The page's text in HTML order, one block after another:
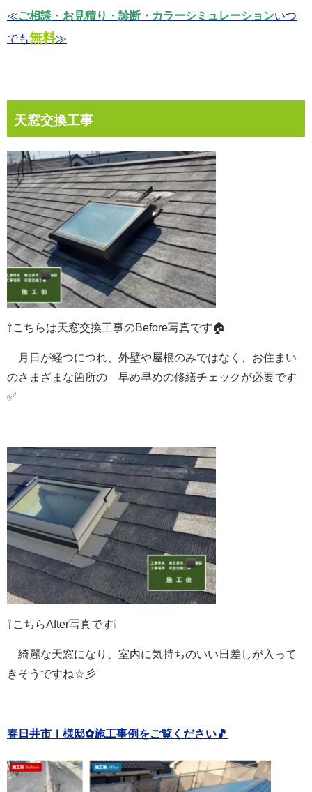
≪ご相談 ・ お見積り ・ 診断・カラーシミュレーションいつ
でも無料≫
天窓交換工事
⇧こちらは天窓交換工事のBefore写真です🏠
月日が経つにつれ、外壁や屋根のみではなく、 お住まい
のさまざまな箇所の 早め早めの修繕チェックが必要です
✅
⇧こちらAfter写真です❕
綺麗な天窓になり、室内に気持ちのいい日差しが入って
きそうですね☆彡
春日井市Ｉ様邸✿施工事例をご覧ください🎵